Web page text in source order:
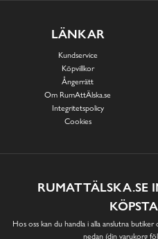
LÄNKAR
Kundservice
Köpvillkor
Ångerrätt
Om RumAttÄlska.se
Integritetspolicy
Cookies
RUMATTÄLSKA.SE
Hos oss kan du handla i alla anslutna
nedan (din varukorg